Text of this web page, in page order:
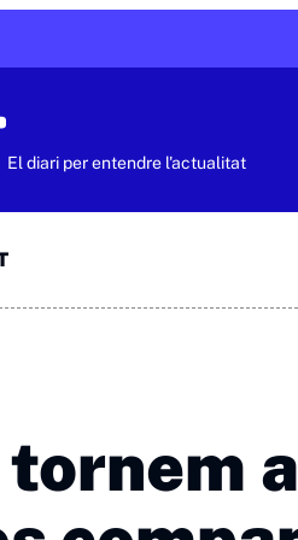
El diari per entendre l'actualitat